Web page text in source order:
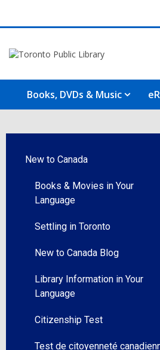
Books, DVDs & Music
New to Canada
Books & Movies in Your
Language
Settling in Toronto
New to Canada Blog
Library Information in Your
Language
Citizenship Test
Test de citoyenneté